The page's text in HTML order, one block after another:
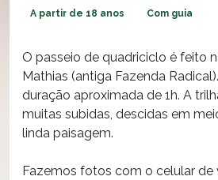
A partir de 18 anos Com guia
O passeio de quadriciclo é feito
Mathias (antiga Fazenda
duração aproximada de 1h. A
muitas subidas, descidas em
linda paisagem.
Fazemos fotos com o celular de